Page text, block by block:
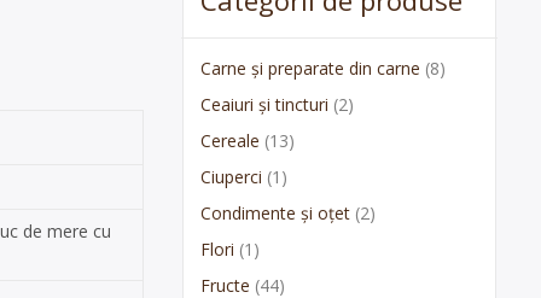
de mere cu
Carne și preparate din carne (8)
Ceaiuri și tincturi (2)
Cereale (13)
Ciuperci (1)
Condimente și oțet (2)
Flori (1)
Fructe (44)